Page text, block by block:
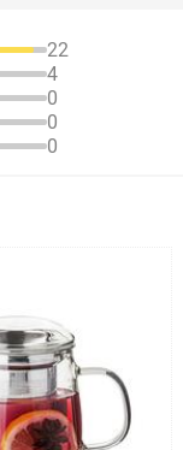
22
4
0
0
0